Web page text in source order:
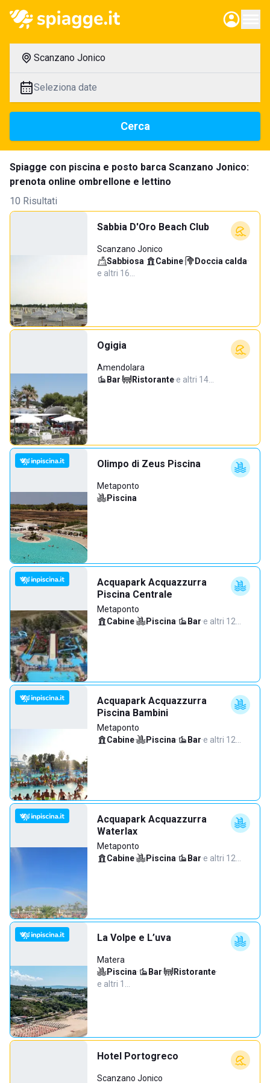
Scanzano Jonico
Seleziona date
Cerca
Spiagge con piscina e posto barca Scanzano Jonico:
prenota online ombrellone e lettino
10 Risultati
Sabbia D'Oro Beach Club
Scanzano Jonico
Sabbiosa· Cabine· Doccia calda·
e altri 16…
Ogigia
Amendolara
Bar· Ristorante·e altri 14…
Olimpo di Zeus Piscina
Metaponto
Piscina
Acquapark Acquazzurra
Piscina Centrale
Metaponto
Cabine· Piscina· Bar·e altri 12…
Acquapark Acquazzurra
Piscina Bambini
Metaponto
Cabine· Piscina· Bar·e altri 12…
Acquapark Acquazzurra
Waterlax
Metaponto
Cabine· Piscina· Bar·e altri 12…
La Volpe e L’uva
Matera
Piscina· Bar· Ristorante·
e altri 1…
Hotel Portogreco
Scanzano Jonico